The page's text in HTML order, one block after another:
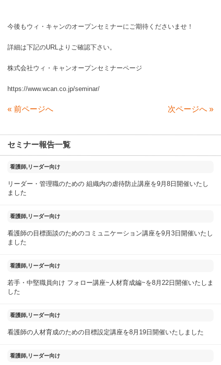
今後もウィ・キャンのオープンセミナーにご期待くださいませ！
詳細は下記のURLよりご確認下さい。
株式会社ウィ・キャンオープンセミナーページ
https://www.wcan.co.jp/seminar/
« 前ページへ 次ページへ »
セミナー報告一覧
2025年11月18日
看護師,リーダー向け
リーダー・管理職のための 組織内の虐待防止講座を9月8日開催いたし
ました
2025年09月04日
看護師,リーダー向け
看護師の目標面談のためのコミュニケーション講座を9月3日開催いたし
ました
2025年08月23日
看護師,リーダー向け
若手・中堅職員向け フォロー講座~人材育成編~を8月22日開催いたしま
した
2025年08月20日
看護師,リーダー向け
看護師の人材育成のための目標設定講座を8月19日開催いたしました
2025年08月14日
看護師,リーダー向け